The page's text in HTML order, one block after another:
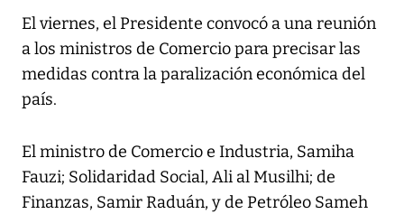
El viernes, el Presidente convocó a una reunión
a los ministros de Comercio para precisar las
medidas contra la paralización económica del
país.
El ministro de Comercio e Industria, Samiha
Fauzi; Solidaridad Social, Ali al Musilhi; de
Finanzas, Samir Raduán, y de Petróleo Sameh